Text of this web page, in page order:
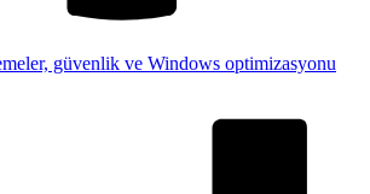
güvenlik ve Windows optimizasyonu